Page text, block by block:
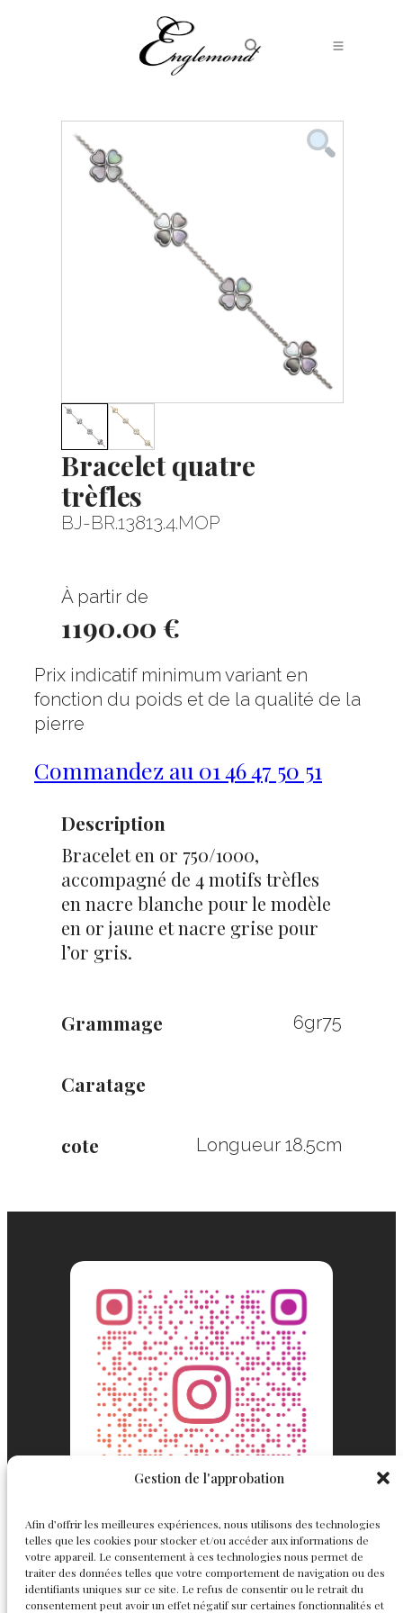
Gestion de l'approbation
Afin d’offrir les meilleures expériences, nous utilisons des technologies
telles que les cookies pour stocker et/ou accéder aux informations de
votre appareil. Le consentement à ces technologies nous permet de
traiter des données telles que votre comportement de navigation ou des
identifiants uniques sur ce site. Le refus de consentir ou le retrait du
consentement peut avoir un effet négatif sur certaines fonctionnalités et
Bracelet quatre
trèfles
BJ-BR.13813.4.MOP
À partir de
1190.00 €
Prix indicatif minimum variant en
fonction du poids et de la qualité de la
pierre
Commandez au 01 46 47 50 51
Description
Bracelet en or 750/1000,
accompagné de 4 motifs trèfles
en nacre blanche pour le modèle
en or jaune et nacre grise pour
l’or gris.
Grammage 6gr75
Caratage
cote Longueur 18.5cm